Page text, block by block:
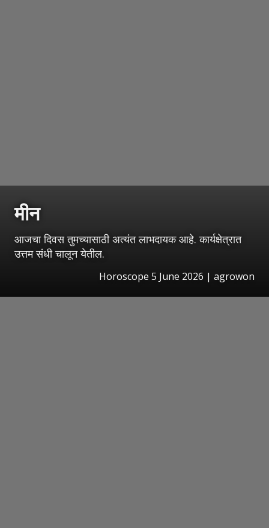
मीन
आजचा दिवस तुमच्यासाठी अत्यंत लाभदायक आहे. कार्यक्षेत्रात
उत्तम संधी चालून येतील.
Horoscope 5 June 2026 | agrowon